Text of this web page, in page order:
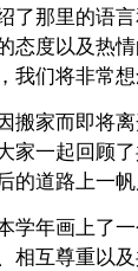
了那里的语
态度以及热
我们将非常想
搬家而即将
家一起回顾了
的道路上一帆
学年画上了
相互尊重以